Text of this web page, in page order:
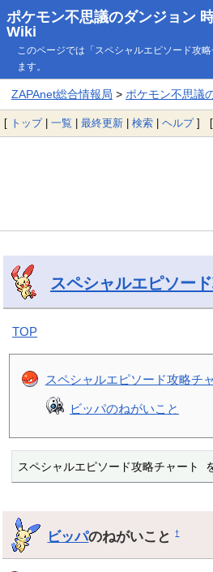
ポケモン不思議のダンジョン
Wiki
このページでは「スペシャルエピソード攻
ます。
ZAPAnet総合情報局 > ポケモン不思議
[ トップ| 一覧 | 最終更新 | 検索 | ヘルプ] [
スペシャルエピソー
TOP
スペシャルエピソード攻略チ
ビッパのねがいこと
スペシャルエピソード攻略チャート
ビッパのねがいこと†